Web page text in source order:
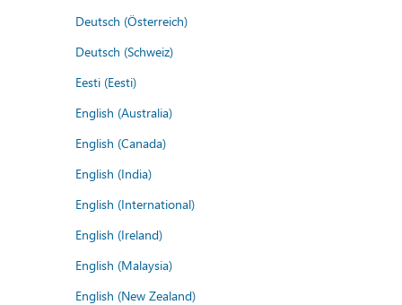
Deutsch (Österreich)
Deutsch (Schweiz)
Eesti (Eesti)
English (Australia)
English (Canada)
English (India)
English (International)
English (Ireland)
English (Malaysia)
English (New Zealand)